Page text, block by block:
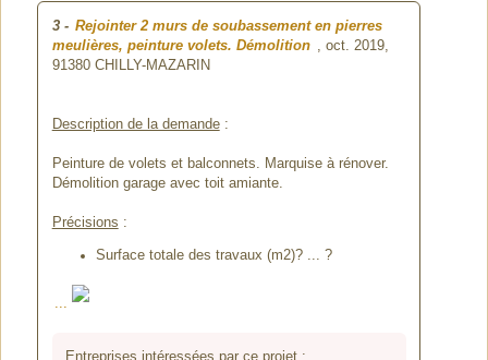
3- Rejointer 2 murs de soubassement en pierres
meulières, peinture volets. Démolition , oct. 2019,
91380 CHILLY-MAZARIN
Description de la demande:
Peinture de volets et balconnets. Marquise à rénover.
Démolition garage avec toit amiante.
Précisions :
Surface totale des travaux (m2)? ... ?
...
Entreprises intéressées par ce projet :